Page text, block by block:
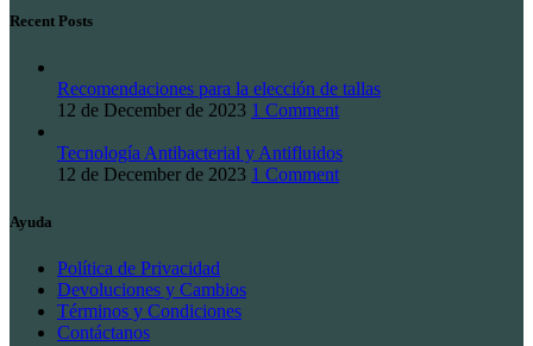
Recent Posts
Recomendaciones para la elección de tallas
12 de December de 2023 1 Comment
Tecnología Antibacterial y Antifluidos
12 de December de 2023 1 Comment
Ayuda
Política de Privacidad
Devoluciones y Cambios
Términos y Condiciones
Contáctanos